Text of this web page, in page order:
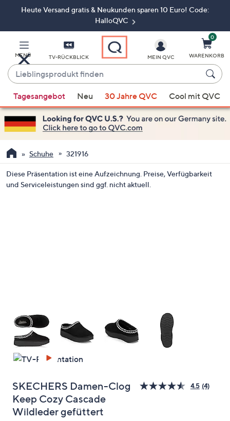
ZumHeute Versand gratis & Neukunden sparen 10 Euro! Code:
HalloQVC
MENÜ TV-RÜCKBLICK
Lieblingsprodukt
finden
Vorschläge
verfügbar
sind,
verwenden
Sie
die
Pfeiltasten
nach
nach
links
bzw.
rechts,
diese
anzuzeigen.
MEIN QVC
0
WARENKORB
Tagesangebot Neu 30 Jahre QVC Cool mit QVC
Schuhe 321916
Diese Präsentation ist eine Aufzeichnung. Preise, Verfügbarkeit
und Serviceleistungen sind ggf. nicht aktuell.
SKECHERS Damen-Clog
Keep Cozy Cascade
Wildleder gefüttert
4.5 4
(4)